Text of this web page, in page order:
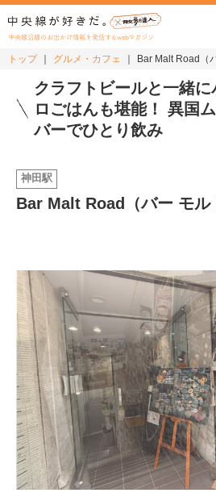
中央線沿線のお出かけ情報を発信するwebマガジン
グルメ・カフェ
スイーツ・テイクアウト
ショッピング
特集
連載
中央線フェス
イベント情報
おしらせ
駅から探す
トップ グルメ・カフェ Bar Malt Road（
クラフトビールと一緒に
ロごはんも堪能！ 異国
バーでひとり飲み
神田駅
Bar Malt Road（バー モル